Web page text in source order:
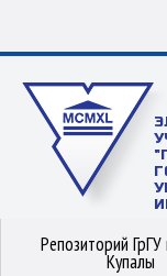
Репозиторий ГрГУ
Купалы